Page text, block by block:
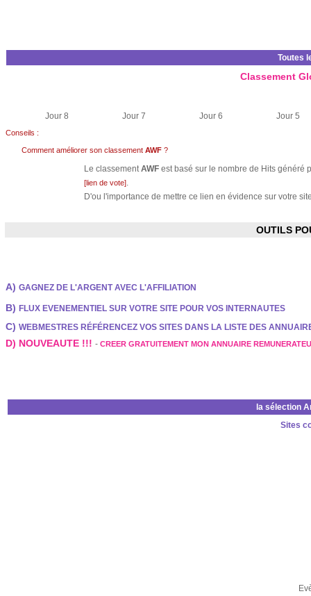
Toutes
Classement
Jour 8 Jour 7 Jour 6 Jour 5
Conseils :
Comment améliorer son classement AWF ?
Le classementAWF est basé sur le nombre de Hits généré
[lien de vote].
D'ou l'importance de mettre ce lien en évidence sur votre
OUTILS
A) GAGNEZ DE L'ARGENT AVEC L'AFFILIATION
B) FLUX EVENEMENTIEL SUR VOTRE SITE POUR VOS INTERNAUTES
C) WEBMESTRES RÉFÉRENCEZ VOS SITES DANS LA LISTE DES
D) NOUVEAUTE !!! - CREER GRATUITEMENT MON ANNUAIRE
la sélection
Sites